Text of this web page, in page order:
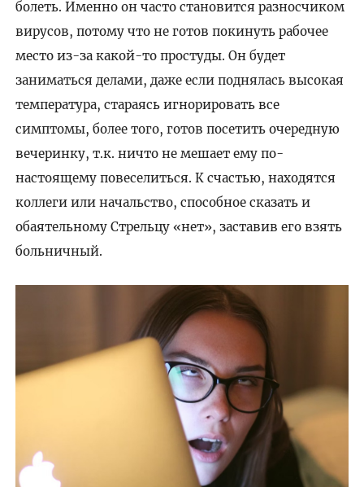
болеть. Именно он часто становится разносчиком
вирусов, потому что не готов покинуть рабочее
место из-за какой-то простуды. Он будет
заниматься делами, даже если поднялась высокая
температура, стараясь игнорировать все
симптомы, более того, готов посетить очередную
вечеринку, т.к. ничто не мешает ему по-
настоящему повеселиться. К счастью, находятся
коллеги или начальство, способное сказать и
обаятельному Стрельцу «нет», заставив его взять
больничный.